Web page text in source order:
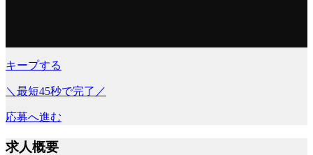
キープする
＼最短45秒で完了／
応募へ進む
求人概要